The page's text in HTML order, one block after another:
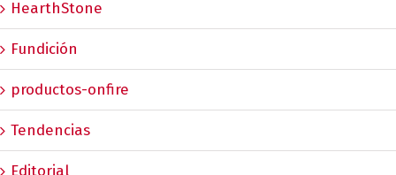
HearthStone
Fundición
productos-onfire
Tendencias
Editorial